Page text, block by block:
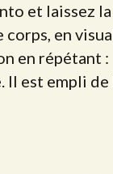
et laissez
corps, en
en répétant :
est empli